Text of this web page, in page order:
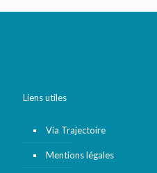
Liens utiles
Via Trajectoire
Mentions légales